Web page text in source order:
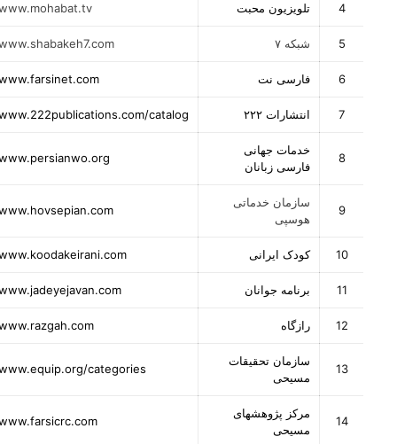
4 تلویزیون محبت
5 شبکه ۷
6 فارسی نت
7 انتشارات ۲۲۲ catalog
8
خدمات جهانی
فارسی زبانان
9
سازمان خدماتی
هوسپی
10 کودک ایرانی
11 برنامه جوانان
12 رازگاه
13
سازمان تحقیقات
مسیحی
categories
14
مرکز پژوهشهای
مسیحی